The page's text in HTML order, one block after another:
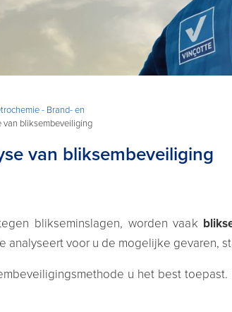
- Brand- en
van bliksembeveiliging
van bliksembeveiliging
blikseminslagen, worden vaak
analyseert voor u de mogelijke gevaren,
u het best